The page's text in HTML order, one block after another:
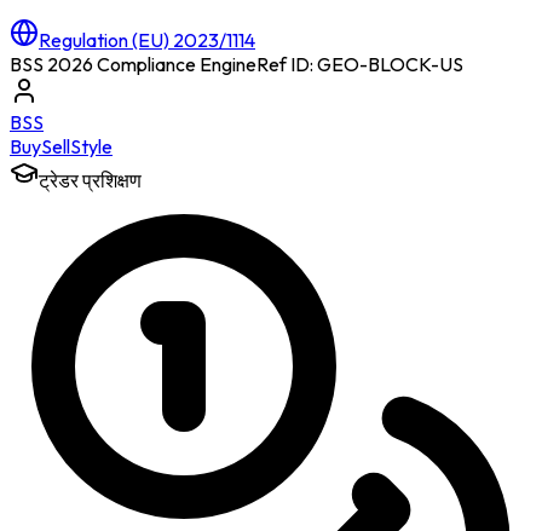
Regulation (EU) 2023/1114
BSS 2026 Compliance EngineRef ID: GEO-BLOCK-US
BSS
BuySellStyle
ट्रेडर प्रशिक्षण